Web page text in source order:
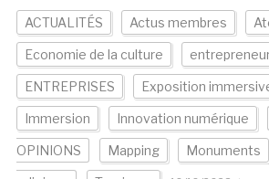
ACTUALITÉS Actus membres
Economie de la culture
ENTREPRISES Exposition
Immersion Innovation numérique
OPINIONS Mapping Monuments